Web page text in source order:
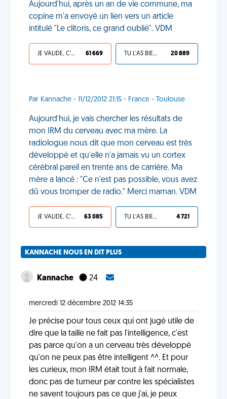
Aujourd'hui, après un an de vie commune, ma
copine m'a envoyé un lien vers un article
intitulé "Le clitoris, ce grand oublié". VDM
JE VALIDE, C'EST UNE VDM 61 669 TU L'AS BIEN MÉRITÉ 20 889
Par Kannache - 11/12/2012 21:15 - France - Toulouse
Aujourd'hui, je vais chercher les résultats de
mon IRM du cerveau avec ma mère. La
radiologue nous dit que mon cerveau est très
développé et qu'elle n'a jamais vu un cortex
cérébral pareil en trente ans de carrière. Ma
mère a lancé : "Ce n'est pas possible, vous avez
dû vous tromper de radio." Merci maman. VDM
JE VALIDE, C'EST UNE VDM 63 085 TU L'AS BIEN MÉRITÉ 4 721
KANNACHE NOUS EN DIT PLUS
Kannache 24
mercredi 12 décembre 2012 14:35
Je précise pour tous ceux qui ont jugé utile de
dire que la taille ne fait pas l'intelligence, c'est
pas parce qu'on a un cerveau très développé
qu'on ne peux pas être intelligent ^^. Et pour
les curieux, mon IRM était tout à fait normale,
donc pas de tumeur par contre les spécialistes
ne savent toujours pas ce que j'ai, je peux